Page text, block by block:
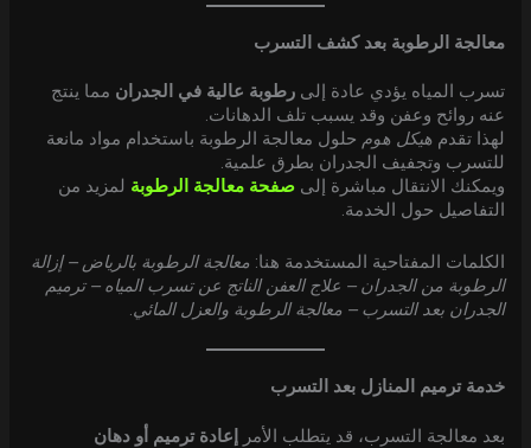
معالجة الرطوبة بعد كشف التسرب
تسرب المياه يؤدي عادة إلىرطوبة عالية في الجدران مما ينتج
عنه روائح وعفن وقد يسبب تلف الدهانات.
لهذا تقدمهيكل هوم حلول معالجة الرطوبة باستخدام مواد مانعة
للتسرب وتجفيف الجدران بطرق علمية.
ويمكنك الانتقال مباشرة إلىصفحة معالجة الرطوبة لمزيد من
التفاصيل حول الخدمة.
الكلمات المفتاحية المستخدمة هنا: معالجة الرطوبة بالرياض – إزالة
الرطوبة من الجدران – علاج العفن الناتج عن تسرب المياه – ترميم
الجدران بعد التسرب – معالجة الرطوبة والعزل المائي.
خدمة ترميم المنازل بعد التسرب
بعد معالجة التسرب، قد يتطلب الأمرإعادة ترميم أو دهان